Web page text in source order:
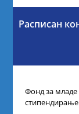
Расписан
Фонд за младе
стипендирање